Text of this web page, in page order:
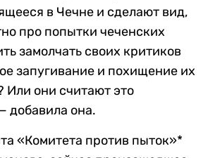
в Чечне и сделают вид,
про попытки чеченских
замолчать своих критиков
запугивание и похищение их
Или они считают это
добавила она.
«Комитета против пыток»*